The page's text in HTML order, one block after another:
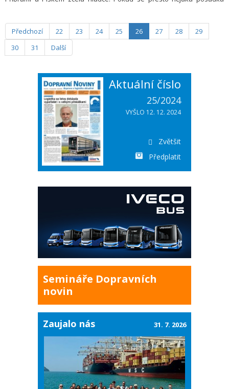
Předchozí
22 23 24 25 26 27 28
29
30
31 Další
Aktuální číslo
25/2024
VYŠLO 12. 12. 2024
Zvětšit
Předplatit
Semináře Dopravních
novin
Zaujalo nás 31. 7. 2026